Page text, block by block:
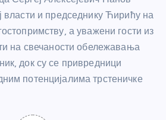
власти и председнику Ћирићу на
а уважени гости из
на свечаности обележавања
док су се привредници
потенцијалима трстеничке